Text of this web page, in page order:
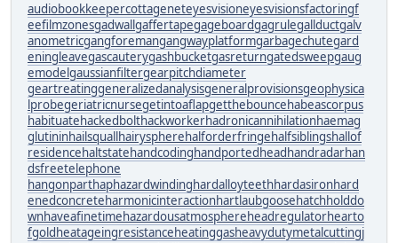
audiobookkeepercottageneteyesvisioneyesvisionsfactoringf
eefilmzonesgadwallgaffertapegageboardgagrulegallductgalv
anometricgangforemangangwayplatformgarbagechutegard
eningleavegascauterygashbucketgasreturngatedsweepgaug
emodelgaussianfiltergearpitchdiameter
geartreatinggeneralizedanalysisgeneralprovisionsgeophysica
lprobegeriatricnursegetintoaflapgetthebouncehabeascorpus
habituatehackedbolthackworkerhadronicannihilationhaemag
glutininhailsquallhairyspherehalforderfringehalfsiblingshallof
residencehaltstatehandcodinghandportedheadhandradarhan
dsfreetelephone
hangonparthaphazardwindinghardalloyteethhardasironhard
enedconcreteharmonicinteractionhartlaubgoosehatchholddo
wnhaveafinetimehazardousatmosphereheadregulatorhearto
fgoldheatageingresistanceheatinggasheavydutymetalcuttingj